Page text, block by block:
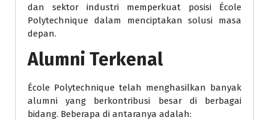
dan sektor industri memperkuat posisi École
Polytechnique dalam menciptakan solusi masa
depan.
Alumni Terkenal
École Polytechnique telah menghasilkan banyak
alumni yang berkontribusi besar di berbagai
bidang. Beberapa di antaranya adalah: